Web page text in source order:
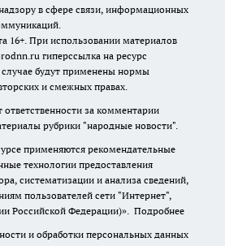
в сфере связи, информационных
16+. При использовании материалов
гиперссылка на ресурс
будут применены нормы
и смежных правах.
ответственности за комментарии
рубрики "народные новости".
применяются рекомендательные
технологии предоставления
систематизации и анализа сведений,
пользователей сети "Интернет",
Российской Федерации)». Подробнее
и обработки персональных данных